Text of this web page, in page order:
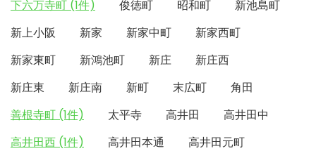
下六万寺町 (1件) 俊徳町 昭和町
新池島町
新上小阪
新家 新家中町
新家西町
新家東町
新鴻池町 新庄
新庄西
新庄東
新庄南 新町 末広町
角田
善根寺町 (1件)
太平寺 高井田
高井田中
高井田西 (1件)
高井田本通
高井田元町